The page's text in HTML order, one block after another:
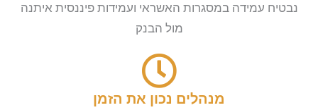
נבטיח עמידה במסגרות האשראי ועמידות פיננסית איתנה
מול הבנק
מנהלים נכון את הזמן